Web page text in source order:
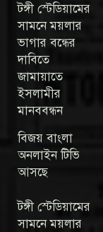
টঙ্গী স্টেডিয়ামের
সামনে ময়লার
ভাগার বন্ধের
দাবিতে
জামায়াতে
ইসলামীর
মানববন্ধন
বিজয় বাংলা
অনলাইন টিভি
আসছে
টঙ্গী স্টেডিয়ামের
সামনে ময়লার